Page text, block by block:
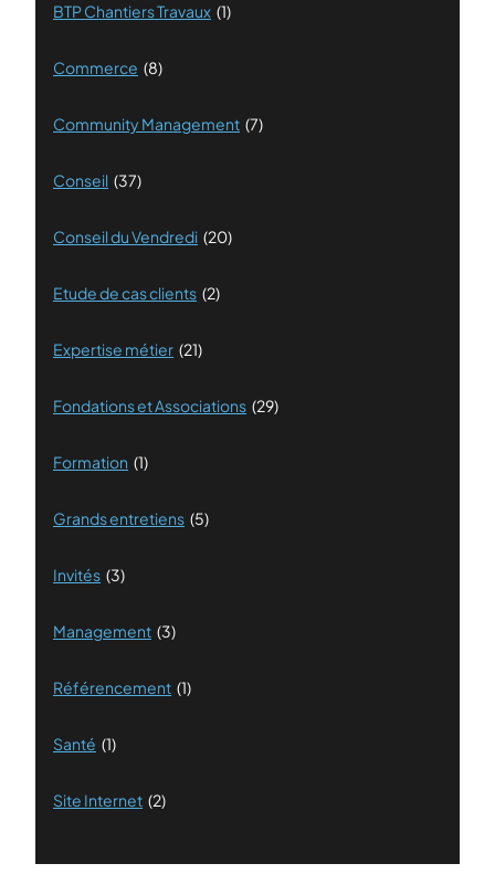
BTP Chantiers Travaux (1)
Commerce (8)
Community Management (7)
Conseil (37)
Conseil du Vendredi (20)
Etude de cas clients (2)
Expertise métier (21)
Fondations et Associations (29)
Formation (1)
Grands entretiens (5)
Invités (3)
Management (3)
Référencement (1)
Santé (1)
Site Internet (2)